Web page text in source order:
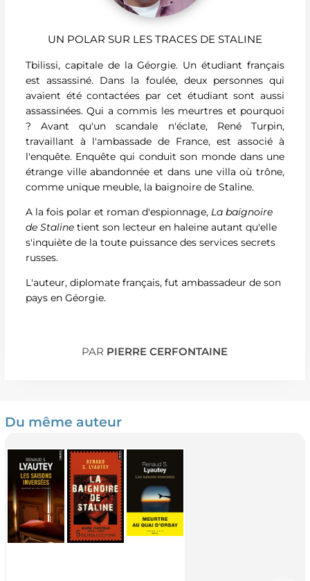
UN POLAR SUR LES TRACES DE STALINE
Tbilissi, capitale de la Géorgie. Un étudiant français
est assassiné. Dans la foulée, deux personnes qui
avaient été contactées par cet étudiant sont aussi
assassinées. Qui a commis les meurtres et pourquoi
? Avant qu'un scandale n'éclate, René Turpin,
travaillant à l'ambassade de France, est associé à
l'enquête. Enquête qui conduit son monde dans une
étrange ville abandonnée et dans une villa où trône,
comme unique meuble, la baignoire de Staline.
A la fois polar et roman d'espionnage,La baignoire
de Staline tient son lecteur en haleine autant qu'elle
s'inquiète de la toute puissance des services secrets
russes.
L'auteur, diplomate français, fut ambassadeur de son
pays en Géorgie.
PAR PIERRE CERFONTAINE
Du même auteur